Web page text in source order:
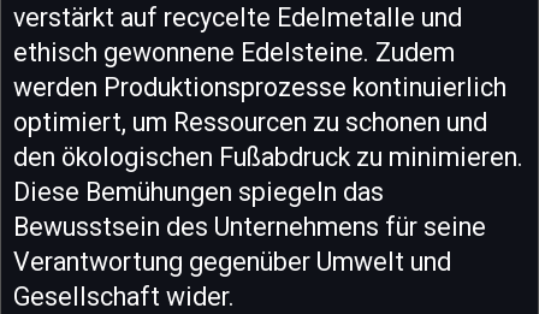
verstärkt auf recycelte Edelmetalle und
ethisch gewonnene Edelsteine. Zudem
werden Produktionsprozesse kontinuierlich
optimiert, um Ressourcen zu schonen und
den ökologischen Fußabdruck zu minimieren.
Diese Bemühungen spiegeln das
Bewusstsein des Unternehmens für seine
Verantwortung gegenüber Umwelt und
Gesellschaft wider.